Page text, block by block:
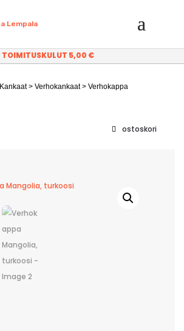
TOIMITUSKULUT 5,00 €
Kankaat> Verhokankaat> Verhokappa
ostoskori